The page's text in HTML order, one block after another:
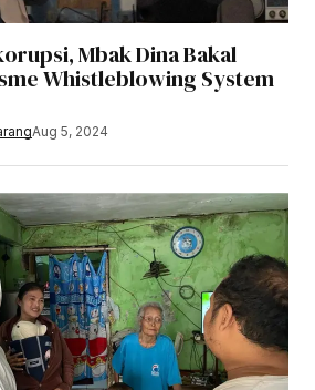
Mbak Dina Bakal
Whistleblowing System
Aug 5, 2024